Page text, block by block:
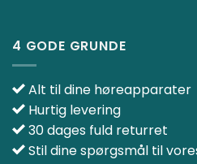
4 GODE GRUNDE
Alt til dine høreapparater
Hurtig levering
30 dages fuld returret
Stil dine spørgsmål til